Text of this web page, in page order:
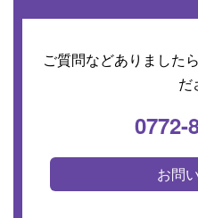
ご質問などありました
だ
0772-
お問